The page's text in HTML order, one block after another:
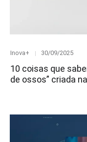
Category
Inova+
Posted
30/09/2025
10 coisas que
de ossos” criada